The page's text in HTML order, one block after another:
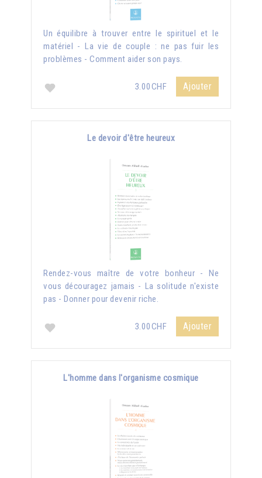
Un équilibre à trouver entre le spirituel et le
matériel - La vie de couple : ne pas fuir les
problèmes - Comment aider son pays.
3.00CHF Ajouter
Le devoir d'être heureux
Rendez-vous maître de votre bonheur - Ne
vous découragez jamais - La solitude n'existe
pas - Donner pour devenir riche.
3.00CHF Ajouter
L'homme dans l'organisme cosmique